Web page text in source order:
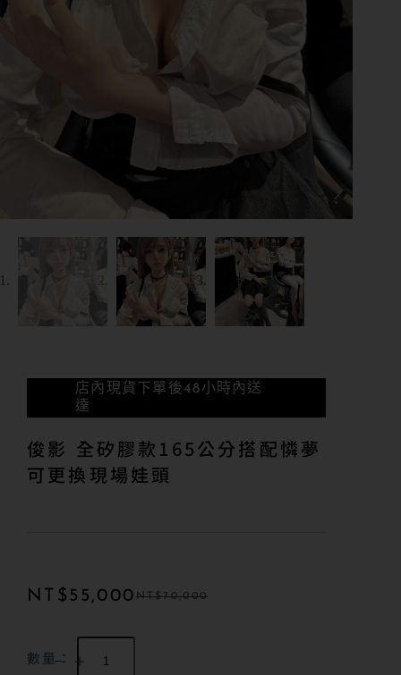
店內現貨下單後48小時內送
達
俊影 全矽膠款165公分搭配憐夢
可更換現場娃頭
NT$70,000
NT$ 55,000
數量：